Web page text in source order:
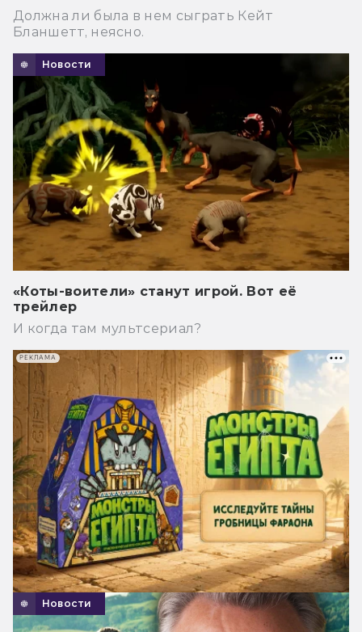
Должна ли была в нем сыграть Кейт
Бланшетт, неясно.
Новости
«Коты-воители» станут игрой. Вот её
трейлер
И когда там мультсериал?
Новости
РЕКЛАМА